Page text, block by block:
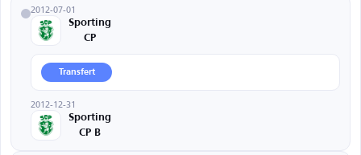
2012-07-01
Sporting
CP
Transfert
2012-12-31
Sporting
CP B